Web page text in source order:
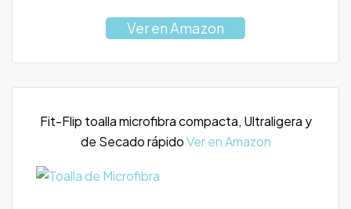
Ver en Amazon
Fit-Flip toalla microfibra compacta, Ultraligera y
de Secado rápidoVer en Amazon